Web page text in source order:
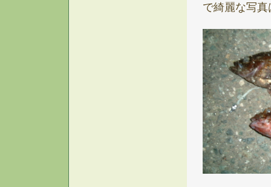
で綺麗な写